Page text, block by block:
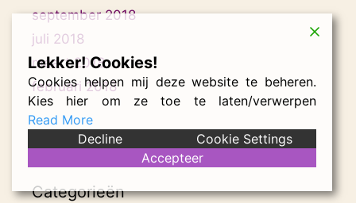
september 2018
juli 2018
maart 2018
februari 2018
Categorieën
Lekker! Cookies!
Cookies helpen mij deze website te beheren.
Kies hier om ze toe te laten/verwerpen
Read More
Decline
Cookie Settings
Accepteer